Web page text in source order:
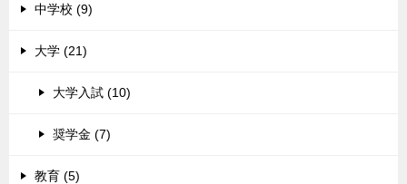
中学校 (9)
大学 (21)
大学入試 (10)
奨学金 (7)
教育 (5)